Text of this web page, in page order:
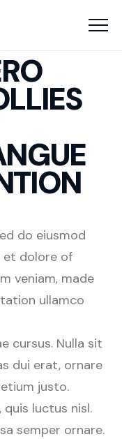
do eiusmod
et dolore of
veniam, made
ullamco
cursus. Nulla sit
dui erat, ornare
justo.
quis luctus nisl.
semper ornare.